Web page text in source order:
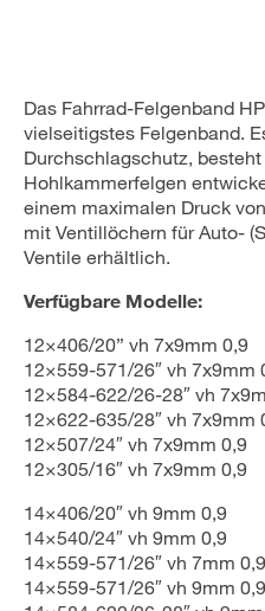
Das Fahrrad-Felgenband
vielseitigstes Felgenband.
Durchschlagschutz,
Hohlkammerfelgen
einem maximalen Druck
mit Ventillöchern für Auto-
Ventile erhältlich.
Verfügbare Modelle:
12×406/20” vh 7x9mm 0,9
12×559-571/26″ vh 7x9mm
12×584-622/26-28″ vh
12×622-635/28″ vh 7x9mm
12×507/24″ vh 7x9mm 0,9
12×305/16″ vh 7x9mm 0,9
14×406/20″ vh 9mm 0,9
14×540/24″ vh 9mm 0,9
14×559-571/26″ vh 7mm 0,9
14×559-571/26″ vh 9mm 0,9